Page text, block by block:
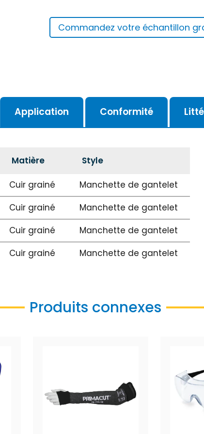
Commandez votre échantillon
Application Conformité
Matière Style
Cuir grainé
Manchette de gantelet
Cuir grainé
Manchette de gantelet
Cuir grainé
Manchette de gantelet
Cuir grainé Manchette de gantelet
Produits connexes